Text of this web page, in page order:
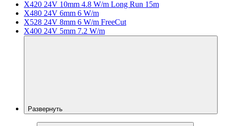
X420 24V 10mm 4.8 W/m Long Run 15m
X480 24V 6mm 6 W/m
X528 24V 8mm 6 W/m FreeCut
X400 24V 5mm 7.2 W/m
Развернуть